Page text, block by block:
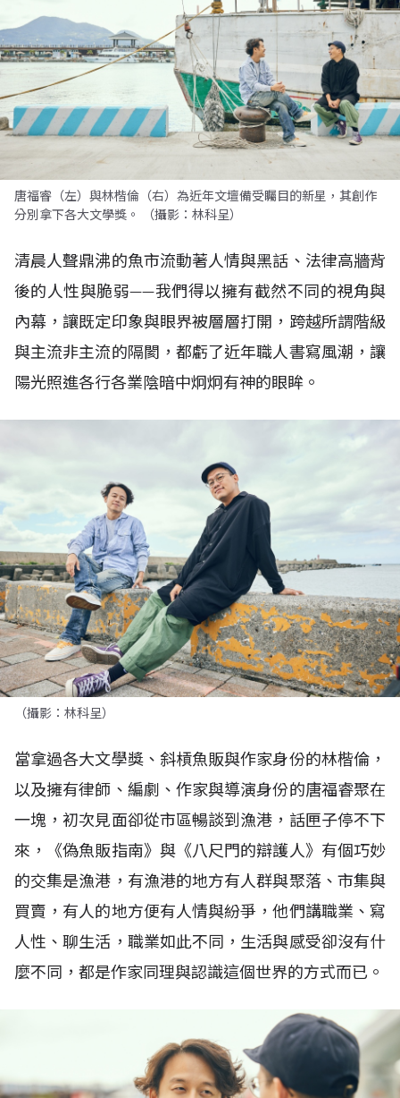
唐福睿（左）與林楷倫（右）為近年文壇備受矚目的新星，其創作
分別拿下各大文學獎。 （攝影：林科呈）
清晨人聲鼎沸的魚市流動著人情與黑話、法律高牆背
後的人性與脆弱——我們得以擁有截然不同的視角與
內幕，讓既定印象與眼界被層層打開，跨越所謂階級
與主流非主流的隔閡，都虧了近年職人書寫風潮，讓
陽光照進各行各業陰暗中炯炯有神的眼眸。
（攝影：林科呈）
當拿過各大文學獎、斜槓魚販與作家身份的林楷倫，
以及擁有律師、編劇、作家與導演身份的唐福睿聚在
一塊，初次見面卻從市區暢談到漁港，話匣子停不下
來，《偽魚販指南》與《八尺門的辯護人》有個巧妙
的交集是漁港，有漁港的地方有人群與聚落、市集與
買賣，有人的地方便有人情與紛爭，他們講職業、寫
人性、聊生活，職業如此不同，生活與感受卻沒有什
麼不同，都是作家同理與認識這個世界的方式而已。